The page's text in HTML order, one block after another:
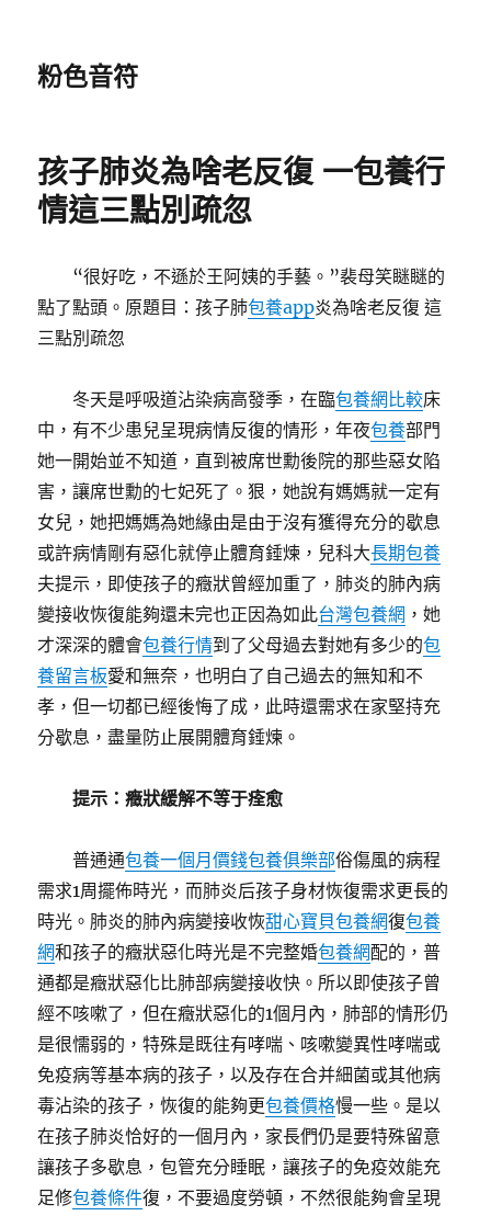
粉色音符
孩子肺炎為啥老反復 一包養行
情這三點別疏忽
“很好吃，不遜於王阿姨的手藝。”裴母笑瞇瞇的
點了點頭。原題目：孩子肺包養app炎為啥老反復 這
三點別疏忽
冬天是呼吸道沾染病高發季，在臨包養網比較床
中，有不少患兒呈現病情反復的情形，年夜包養部門
她一開始並不知道，直到被席世勳後院的那些惡女陷
害，讓席世勳的七妃死了。狠，她說有媽媽就一定有
女兒，她把媽媽為她緣由是由于沒有獲得充分的歇息
或許病情剛有惡化就停止體育錘煉，兒科大長期包養
夫提示，即使孩子的癥狀曾經加重了，肺炎的肺內病
變接收恢復能夠還未完也正因為如此台灣包養網 ，她
才深深的體會包養行情到了父母過去對她有多少的包
養留言板愛和無奈，也明白了自己過去的無知和不
孝，但一切都已經後悔了成，此時還需求在家堅持充
分歇息，盡量防止展開體育錘煉。
提示：癥狀緩解不等于痊愈
普通通包養一個月價錢包養俱樂部俗傷風的病程
需求1周擺佈時光，而肺炎后孩子身材恢復需求更長的
時光。肺炎的肺內病變接收恢甜心寶貝包養網復包養
網和孩子的癥狀惡化時光是不完整婚包養網配的，普
通都是癥狀惡化比肺部病變接收快。所以即使孩子曾
經不咳嗽了，但在癥狀惡化的1個月內，肺部的情形仍
是很懦弱的，特殊是既往有哮喘、咳嗽變異性哮喘或
免疫病等基本病的孩子，以及存在合并細菌或其他病
毒沾染的孩子，恢復的能夠更包養價格慢一些。是以
在孩子肺炎恰好的一個月內，家長們仍是要特殊留意
讓孩子多歇息，包管充分睡眠，讓孩子的免疫效能充
足修包養條件復，不要過度勞頓，不然很能夠會呈現